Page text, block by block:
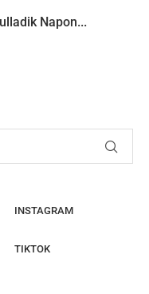
Napon...
INSTAGRAM
TIKTOK